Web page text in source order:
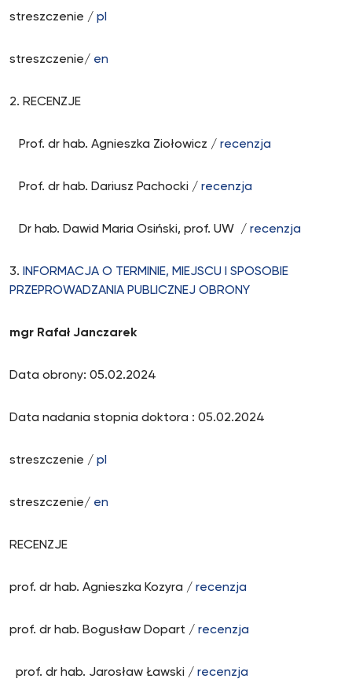
streszczenie / pl
streszczenie/ en
2. RECENZJE
Prof. dr hab. Agnieszka Ziołowicz / recenzja
Prof. dr hab. Dariusz Pachocki / recenzja
Dr hab. Dawid Maria Osiński, prof. UW / recenzja
3.
INFORMACJA O TERMINIE, MIEJSCU I SPOSOBIE
PRZEPROWADZANIA PUBLICZNEJ OBRONY
mgr Rafał Janczarek
Data obrony: 05.02.2024
Data nadania stopnia doktora : 05.02.2024
streszczenie / pl
streszczenie/ en
RECENZJE
prof. dr hab. Agnieszka Kozyra / recenzja
prof. dr hab. Bogusław Dopart / recenzja
prof. dr hab. Jarosław Ławski / recenzja